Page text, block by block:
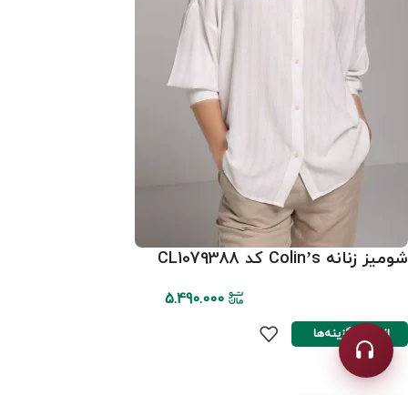
شومیز زنانه Colin’s کد CL1079388
5.490.000
انتخاب گزینه‌ها